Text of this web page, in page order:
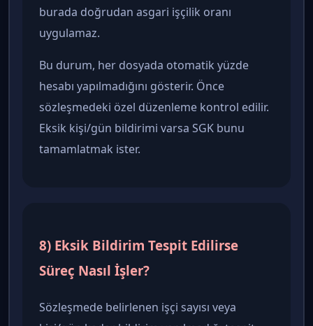
burada doğrudan asgari işçilik oranı
uygulamaz.
Bu durum, her dosyada otomatik yüzde
hesabı yapılmadığını gösterir. Önce
sözleşmedeki özel düzenleme kontrol edilir.
Eksik kişi/gün bildirimi varsa SGK bunu
tamamlatmak ister.
8) Eksik Bildirim Tespit Edilirse
Süreç Nasıl İşler?
Sözleşmede belirlenen işçi sayısı veya